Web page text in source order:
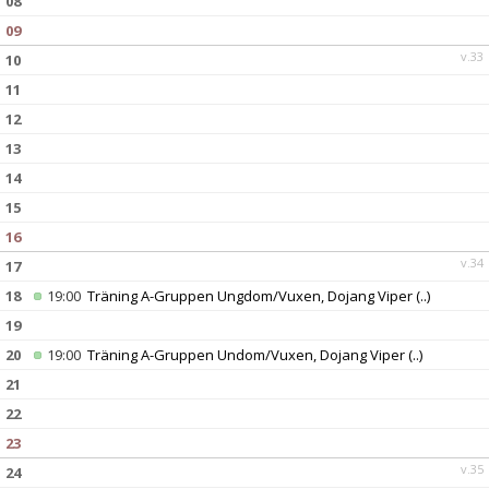
09
v.33
10
11
12
13
14
15
16
v.34
17
18
19:00 Träning A-Gruppen Ungdom/Vuxen, Dojang Viper(..)
19
20
19:00 Träning A-Gruppen Undom/Vuxen, Dojang Viper(..)
21
22
23
v.35
24